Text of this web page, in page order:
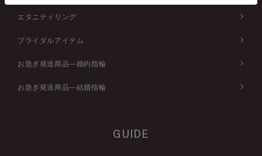
エタニティリング
ブライダルアイテム
お急ぎ発送商品―婚約指輪
お急ぎ発送商品―結婚指輪
GUIDE